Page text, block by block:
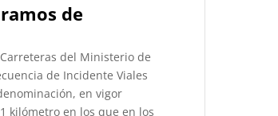
de
del Ministerio de
de Incidente Viales
en vigor
kilómetro en los que en los